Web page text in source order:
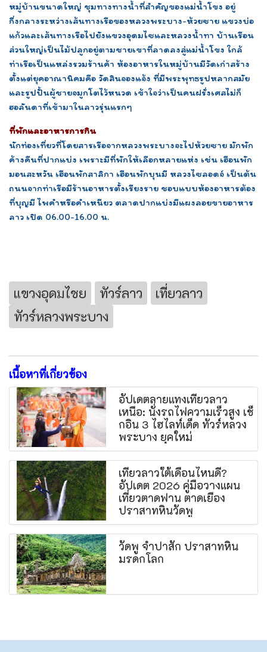
หมู่บ้านขนาดใหญ่ ชุมทางทางน้ำที่สำคัญของแม่น้ำโขง อยู่
กึ่งกลางระหว่างเส้นทางเรือของหลวงพระบาง-ห้วยซาย แขวงบ่อ
แก้วและเส้นทางเรือไปยังแขวงอุดมไซและหลวงน้ำทา บ้านเรือน
ส่วนใหญ่เป็นไม้ปลูกอยู่ตามชายเขาที่ลาดลงสู่แม่น้ำโขง ใกล้
ท่าเรือเป็นแหล่งรวมร้านค้า ห้องอาหารในหมู่บ้านมีวัดเก่าสร้าง
ตั้งแต่ยุคอาณานิคมคือ วัดสินจองแจ้ง ที่มีพระพุทธรูปหลากสมัย
และรูปปั้นผู้ชายจมูกโตไว้หนวด เข้าใจว่าเป็นคนฝรั่งเศสไม่ก็
ฮอลันดาที่เข้ามาในลาวรุ่นแรกๆ
ที่พักและอาหารการกิน
นักท่องเที่ยวที่โดยสารเรือจากหลวงพระบางจะไปห้วยซาย มักพัก
ค้างคืนที่ปากแบ่ง เพราะมีที่พักให้เลือกหลายแห่ง เช่น เฮือนพัก
มอนสะหวัน เฮือนพักสาลิกา เฮือนพักบุนมี หลวงไซลอดจ์ เป็นต้น
ถนนจากท่าเรือมีร้านอาหารตั้งเรียงราย ชอบแบบห้องอาหารต้อง
ที่บุญมี ไพคำหรือคำเหนียว ตลาดปากแบ่งมีแผงลอยขายอาหาร
ลาว เปิด 06.00-16.00 น.
แขวงอุดมไชย ทัวร์ลาว
เที่ยวลาว
ทัวร์หลวงพระบาง
เนื้อหาที่เกี่ยวข้อง
อัปเดตลายแทงเที่ยวลาว
เหนือ: นั่งรถไฟความเร็วสูง เช็
กอิน 3 ไฮไลท์เด็ด ทัวร์หลวง
พระบาง ยุคใหม่
เที่ยวลาวใต้เดือนไหนดี?
อัปเดต 2026 คู่มือวางแผน
เที่ยวตาดฟาน ตาดเยือง
ปราสาทหินวัดพู
วัดพู จำปาสัก ปราสาทหิน
มรดกโลก